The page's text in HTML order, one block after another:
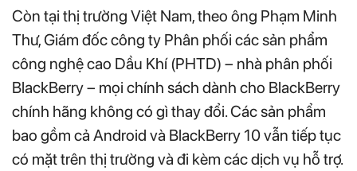
Còn tại thị trường Việt Nam, theo ông Phạm Minh
Thư, Giám đốc công ty Phân phối các sản phẩm
công nghệ cao Dầu Khí (PHTD) – nhà phân phối
BlackBerry – mọi chính sách dành cho BlackBerry
chính hãng không có gì thay đổi. Các sản phẩm
bao gồm cả Android và BlackBerry 10 vẫn tiếp tục
có mặt trên thị trường và đi kèm các dịch vụ hỗ trợ.